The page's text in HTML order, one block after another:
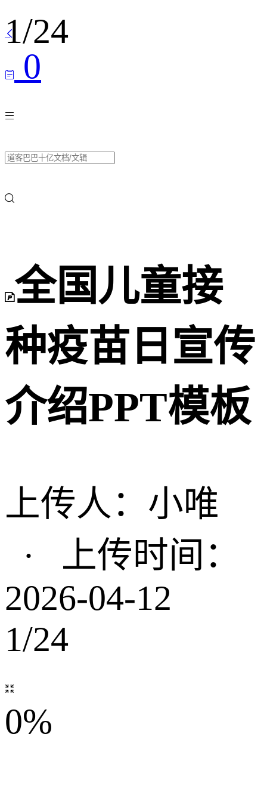

 0


全国儿童接
种疫苗日宣传
介绍PPT模板
上传人： 小唯
· 上传时间：
2026-04-12
1/24
1/24

0%